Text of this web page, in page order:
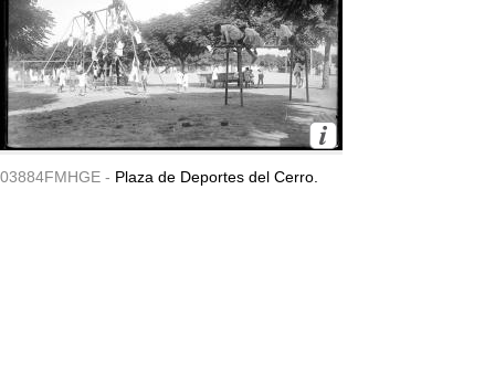
03884FMHGE - Plaza de Deportes del Cerro.